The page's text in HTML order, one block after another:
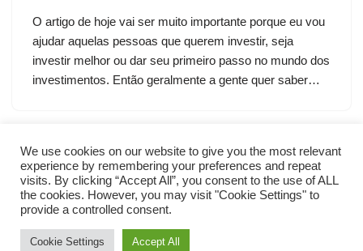
O artigo de hoje vai ser muito importante porque eu vou
ajudar aquelas pessoas que querem investir, seja
investir melhor ou dar seu primeiro passo no mundo dos
investimentos. Então geralmente a gente quer saber…
We use cookies on our website to give you the most relevant
experience by remembering your preferences and repeat
visits. By clicking “Accept All”, you consent to the use of ALL
the cookies. However, you may visit "Cookie Settings" to
provide a controlled consent.
Cookie Settings Accept All